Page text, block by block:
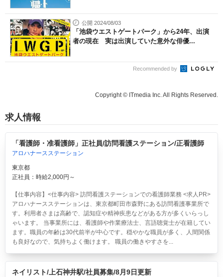
公開 2024/08/03
「池袋ウエストゲートパーク」から24年、出演
者の現在 実は出演していた意外な俳優...
Recommended by
Copyright © ITmedia Inc. All Rights Reserved.
求人情報
「看護師・准看護師」正社員/訪問看護ステーション/正看護師
アロハナースステーション
東京都
正社員：時給2,000円～
【仕事内容】<仕事内容> 訪問看護ステーションでの看護師業務 <求人PR>
アロハナースステーションは、東京都町田市森野にある訪問看護事業所で
す。利用者さまは高齢で、認知症や精神疾患などがある方が多くいらっし
ゃいます。 当事業所には、看護師や作業療法士、言語聴覚士が在籍してい
ます。職員の年齢は30代前半が中心です。穏やかな職員が多く、人間関係
も良好なので、気持ちよく働けます。 職員の働きやすさを...
ネイリスト/上石神井駅/社員募集/8月9日更新